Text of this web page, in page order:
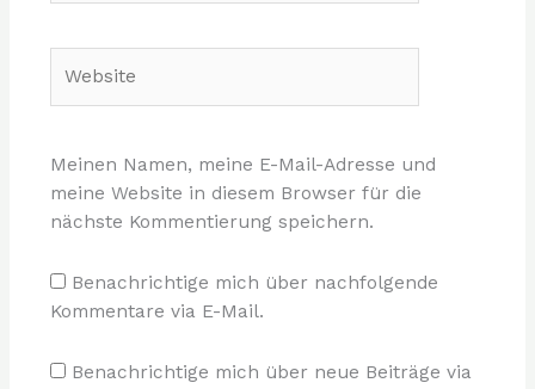
Meinen Namen, meine E-Mail-Adresse und
meine Website in diesem Browser für die
nächste Kommentierung speichern.
Benachrichtige mich über nachfolgende
Kommentare via E-Mail.
Benachrichtige mich über neue Beiträge via